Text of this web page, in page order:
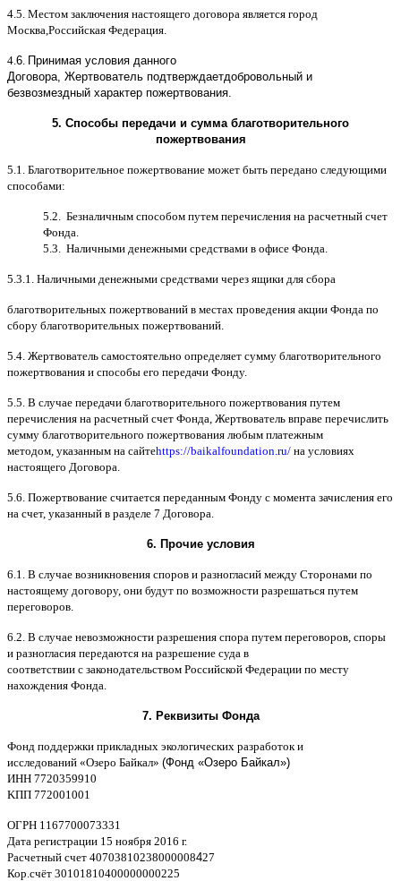
4.5. Местом заключения настоящего договора является город
Москва Российская Федерация
4. 6 Принимая условия данного
Договора, Жертвователь подтверждаетдобровольный и
безвозмездный характер пожертвования
5. Способы передачи и сумма благотворительного
пожертвования
5.1. Благотворительное пожертвование может быть передано следующими
способами:
5.2. Безналичным способом путем перечисления на расчетный счет
Фонда
5.3. Наличными денежными средствами в офисе Фонда
5.3.1. Наличными денежными средствами через ящики для сбора
благотворительных пожертвований в местах проведения акции Фонда по
сбору благотворительных пожертвований
5.4. Жертвователь самостоятельно определяет сумму благотворительного
пожертвования и способы его передачи Фонду.
5.5. B случае передачи благотворительного пожертвования путем
перечисления на расчетный счет Фонда Жертвователь вправе перечислить
сумму благотворительного пожертвования любым платежным
методом указанным на сайтеhttps://baikalfoundation.ru/ на условиях
настоящего Договора
5.6. Пожертвование считается переданным Фонду с момента зачисления его
на счет, указанный в разделе 7 Договора
6. Прочие условия
6.1. B случае возникновения споров и разногласий между Сторонами по
настоящему договору, они будут по возможности разрешаться путем
переговоров
6.2. B случае невозможности разрешения спора путем переговоров споры
и разногласия передаются на разрешение суда в
соответствии c законодательством Российской Федерации по месту
нахождения Фонда
7. Реквизиты Фонда
Фонд поддержки прикладных экологических разработок и
исследований «Озеро Байкал» (Фонд «Озеро Байкал»)
ИНН 7720359910
KПП 772001001
ОГРН 1167700073331
Дата регистрации 15 ноября 2016 г.
Расчетный счет 40703810238000008427
Кор счёт 30101810400000000225